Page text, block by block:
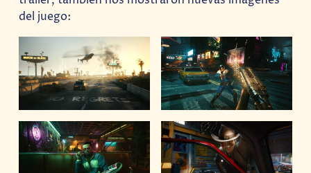
del juego: